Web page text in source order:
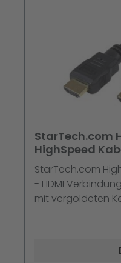
StarTech.com
HighSpeed
StarTech.com
- HDMI
mit vergoldeten
Anschlusskabel